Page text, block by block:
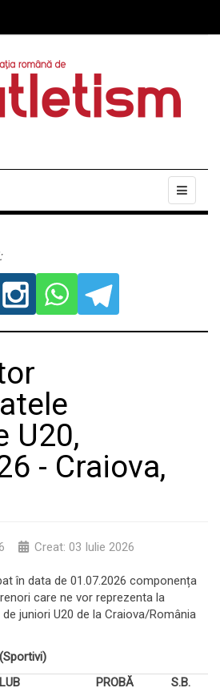
U20,
- Craiova,
Creat: 03 Iulie 2026
în data de 01.07.2026 componența
care ne vor reprezenta la
juniori U20 de la Craiova/România
PROBĂ
S.B.